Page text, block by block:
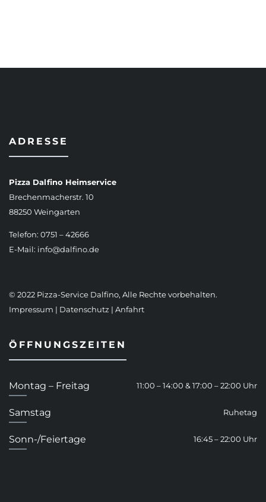
ADRESSE
Pizza Dalfino Heimservice
Brechenmacherstr. 10
88250 Weingarten
Telefon: 0751 – 42666
E-Mail: info@dalfino.de
© 2022 Pizza-Service Dalfino, Alle Rechte vorbehalten.
Impressum | Datenschutz | Anfahrt
ÖFFNUNGSZEITEN
Montag – Freitag 11:00 – 14:00 & 17:00 – 22:00 Uhr
Samstag Ruhetag
Sonn-/Feiertage 16:45 – 22:00 Uhr